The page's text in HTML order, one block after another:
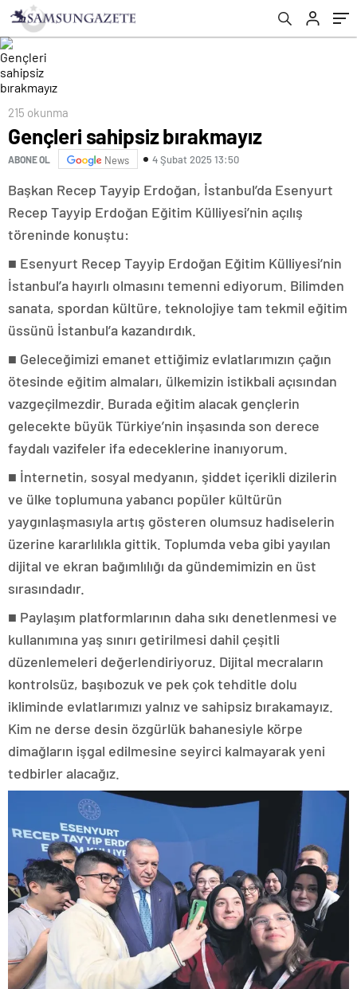
215 okunma
Gençleri sahipsiz bırakmayız
ABONE OL News 4 Şubat 2025 13:50
Başkan Recep Tayyip Erdoğan, İstanbul’da Esenyurt
Recep Tayyip Erdoğan Eğitim Külliyesi’nin açılış
töreninde konuştu:
■ Esenyurt Recep Tayyip Erdoğan Eğitim Külliyesi’nin
İstanbul’a hayırlı olmasını temenni ediyorum. Bilimden
sanata, spordan kültüre, teknolojiye tam tekmil eğitim
üssünü İstanbul’a kazandırdık.
■ Geleceğimizi emanet ettiğimiz evlatlarımızın çağın
ötesinde eğitim almaları, ülkemizin istikbali açısından
vazgeçilmezdir. Burada eğitim alacak gençlerin
gelecekte büyük Türkiye’nin inşasında son derece
faydalı vazifeler ifa edeceklerine inanıyorum.
■ İnternetin, sosyal medyanın, şiddet içerikli dizilerin
ve ülke toplumuna yabancı popüler kültürün
yaygınlaşmasıyla artış gösteren olumsuz hadiselerin
üzerine kararlılıkla gittik. Toplumda veba gibi yayılan
dijital ve ekran bağımlılığı da gündemimizin en üst
sırasındadır.
■ Paylaşım platformlarının daha sıkı denetlenmesi ve
kullanımına yaş sınırı getirilmesi dahil çeşitli
düzenlemeleri değerlendiriyoruz. Dijital mecraların
kontrolsüz, başıbozuk ve pek çok tehditle dolu
ikliminde evlatlarımızı yalnız ve sahipsiz bırakamayız.
Kim ne derse desin özgürlük bahanesiyle körpe
dimağların işgal edilmesine seyirci kalmayarak yeni
tedbirler alacağız.